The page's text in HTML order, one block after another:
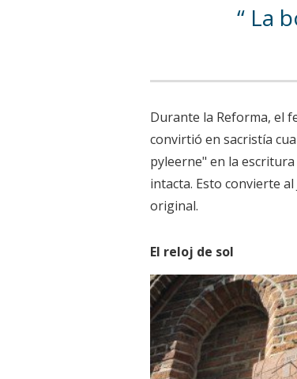
La
Durante la Reforma, el
convirtió en sacristía
pyleerne" en la
intacta. Esto convierte
original.
El reloj de sol